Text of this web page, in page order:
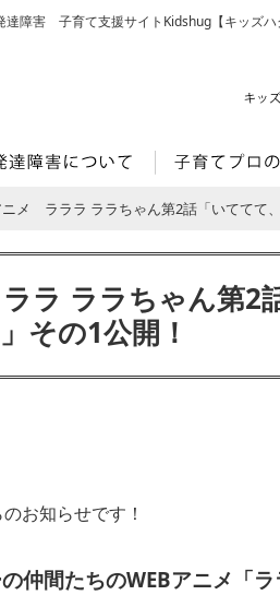
障害 子育て支援サイトKidshug【キッズハ
ニメ ラララ ララちゃん第2話「いててて
ラ ララちゃん第2
その1公開！
お知らせです！
仲間たちのWEBアニメ「